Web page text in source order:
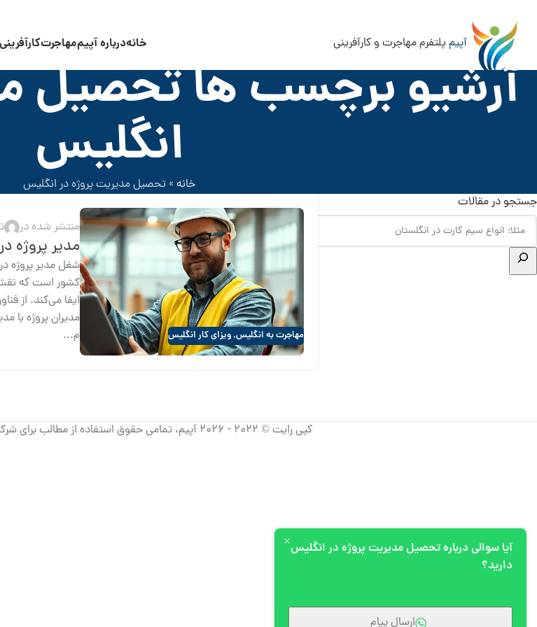
آپیمپلتفرم مهاجرت و کارآفرینی خانهدرباره آپیممهاجرت
آرشیو برچسب ها تحصیل
انگلیسخانه » تحصیل مدیریت پروژه در انگلیس
جستجو در مقالات
مهاجرت به انگلیس, ویزای کار انگلیس
منتشر شده در
مدیر پروژه
شغل مدیر پروژه
کشور است که نقش
ایفا می‌کند. از
مدیران پروژه با
م...
کپی رایت © 2022 - 2026 آپیم، تمامی حقوق استفاده از مطالب برای شرکت آپیم محفوظ است.
آیا سوالی درباره تحصیل مدیریت پروژه در انگلیس
دارید؟
ارسال پیام